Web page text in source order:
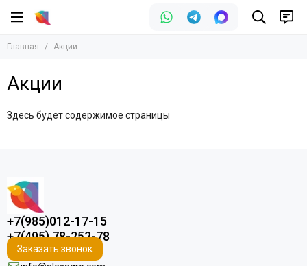
Главная Акции
Акции
Здесь будет содержимое страницы
+7(985)012-17-15
+7(495) 78-252-78
Заказать звонок